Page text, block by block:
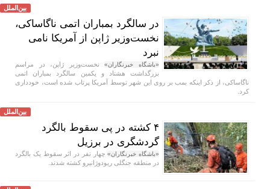
بین‌الملل
در سالگرد بمباران اتمی ناگاساکی،
نخست‌وزیر ژاپن از آمریکا نامی
نبرد
«باشگاه خبرنگاران»نخست‌وزیر ژاپن، در مراسم
بزرگداشت هشتاد و یکمین سالگرد بمباران اتمی
ناگاساکی، از ذکر اینکه بمب بر روی این شهر توسط آمریکا پرتاب شده است، خودداری
کرد.
بین‌الملل
۴ کشته در پی سقوط بالگرد
گردشگری در برزیل
«باشگاه خبرنگاران»چهار نفر در اثر سقوط یک بالگرد
در منطقه جنگلی ریودوژانیرو کشته شدند.